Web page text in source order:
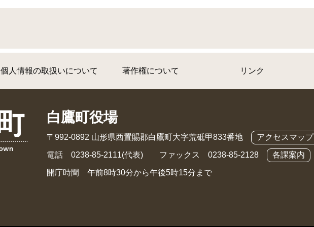
個人情報の取扱いについて 著作権について リンク
白鷹町役場
〒992-0892 山形県西置賜郡白鷹町大字荒砥甲833番地 アクセスマップ
電話 0238-85-2111(代表) ファックス 0238-85-2128 各課案内
開庁時間 午前8時30分から午後5時15分まで